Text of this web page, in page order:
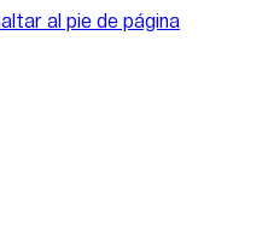
al pie de página